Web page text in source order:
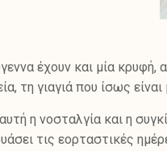
έχουν και μία
τη γιαγιά που ίσως
η νοσταλγία και η
τις εορταστικές